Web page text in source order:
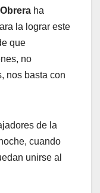
ha
la lograr este
que
no
nos basta con
de la
cuando
unirse al